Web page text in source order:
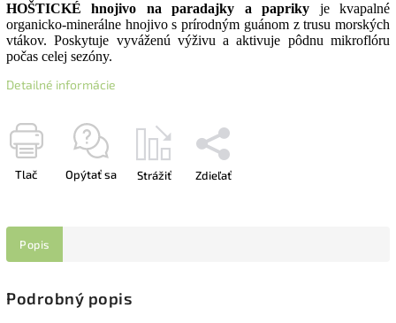
HOŠTICKÉ hnojivo na paradajky a papriky je kvapalné
organicko-minerálne hnojivo s prírodným guánom z trusu morských
vtákov. Poskytuje vyváženú výživu a aktivuje pôdnu mikroflóru
počas celej sezóny.
Detailné informácie
Tlač Opýtať sa Strážiť Zdieľať
Popis
Podrobný popis